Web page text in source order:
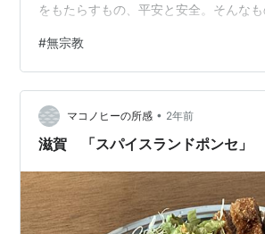
をもたらすもの、平安と安全。そんな
りする特定の宗教は信じていない。それ
の言う無宗教。 — Ethan (いーさん) 尖
発信中/カルト共産主義は人類の敵
November 16, 2024
#無宗教
マコノヒーの所感 • 2年前
滋賀 「スパイスランドポンセ」